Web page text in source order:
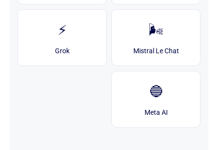
🌬️
Mistral Le Chat
Grok
🔵
Meta AI